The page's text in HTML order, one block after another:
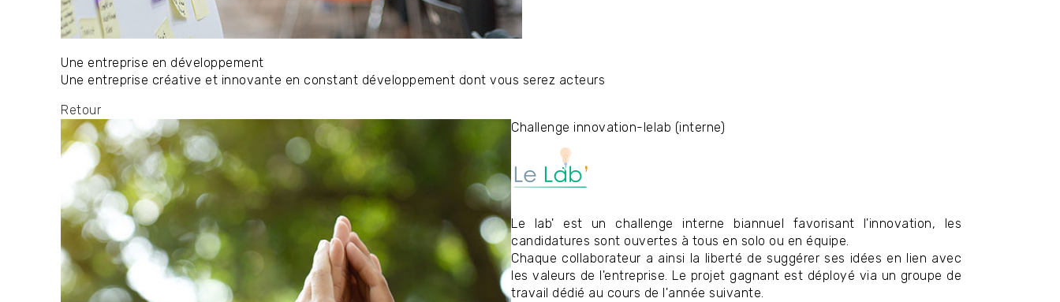
Une entreprise en développement
Une entreprise créative et innovante en constant développement dont vous serez acteurs
Retour
Challenge innovation-lelab (interne)
Le lab' est un challenge interne biannuel favorisant l'innovation, les
candidatures sont ouvertes à tous en solo ou en équipe.
Chaque collaborateur a ainsi la liberté de suggérer ses idées en lien avec
les valeurs de l'entreprise. Le projet gagnant est déployé via un groupe de
travail dédié au cours de l'année suivante.